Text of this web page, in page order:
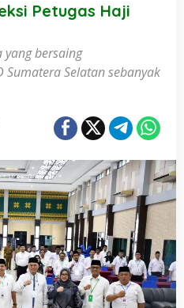
Petugas Haji
yang bersaing
Selatan sebanyak